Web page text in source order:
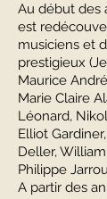
Au début des
est
musiciens et
prestigieux
Maurice
Marie Claire
Léonard,
Elliot
Deller,
Philippe
A partir des